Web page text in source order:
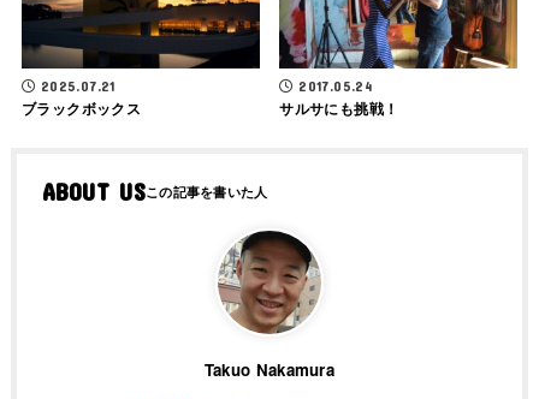
2025.07.21
ブラックボックス
2017.05.24
サルサにも挑戦！
ABOUT US
Takuo Nakamura